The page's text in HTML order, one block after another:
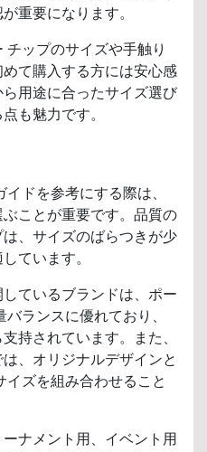
重要になります。
ップのサイズや手触り
て購入する方には安心感
用途に合ったサイズ選び
も魅力です。
ドを参考にする際は、
ことが重要です。品質の
、サイズのばらつきが少
ています。
ているブランドは、ポー
ランスに優れており、
持されています。また、
、オリジナルデザインと
ズを組み合わせること
ナメント用、イベント用